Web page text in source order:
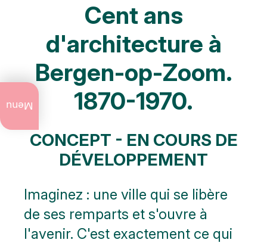
Ce qu'il y a à
Événements
annuels
culture
Visites
ville
Menu
Cent ans
d'architecture à
Bergen-op-Zoom.
1870-1970.
CONCEPT - EN COURS DE
DÉVELOPPEMENT
Imaginez : une ville qui se libère
de ses remparts et s'ouvre à
l'avenir. C'est exactement ce qui